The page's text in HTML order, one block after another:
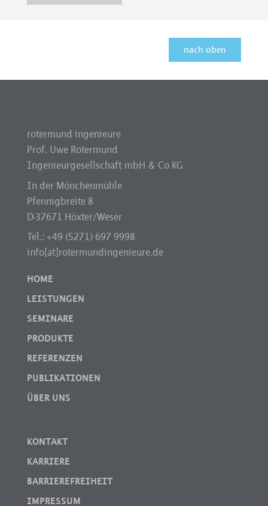
nach oben
rotermund ingenieure
Prof. Uwe Rotermund
Ingenieurgesellschaft mbH & Co KG
In der Mönchenmühle
Pfennigbreite 8
D-37671 Höxter/Weser
Tel.: +49 (5271) 697 9998
info[at]rotermundingenieure.de
HOME
LEISTUNGEN
SEMINARE
PRODUKTE
REFERENZEN
PUBLIKATIONEN
ÜBER UNS
KONTAKT
KARRIERE
BARRIEREFREIHEIT
IMPRESSUM